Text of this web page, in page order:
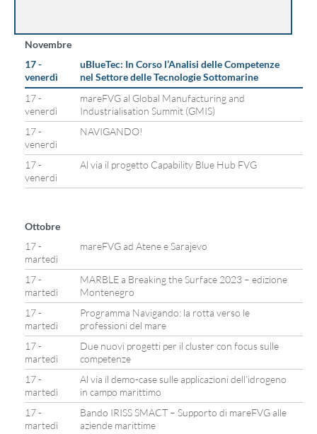
Novembre
17 -
venerdì
uBlueTec: In Corso l’Analisi delle Competenze
nel Settore delle Tecnologie Sottomarine
17 -
venerdì
mareFVG al Global Manufacturing and
Industrialisation Summit (GMIS)
17 -
venerdì
NAVIGANDO!
17 -
venerdì
Al via il progetto Capability Blue Hub FVG
Ottobre
17 -
martedì
mareFVG ad Atene e Sarajevo
17 -
martedì
MARBLE a Breaking the Surface 2023 – edizione
Montenegro
17 -
martedì
Programma Navigando: la rotta verso le
professioni del mare
17 -
martedì
Due nuovi progetti per il cluster con focus sulle
competenze
17 -
martedì
Al via il demo-case sulle applicazioni dell’idrogeno
in campo marittimo
17 -
martedì
Bando IRISS SMACT – Supporto di mareFVG alle
aziende marittime